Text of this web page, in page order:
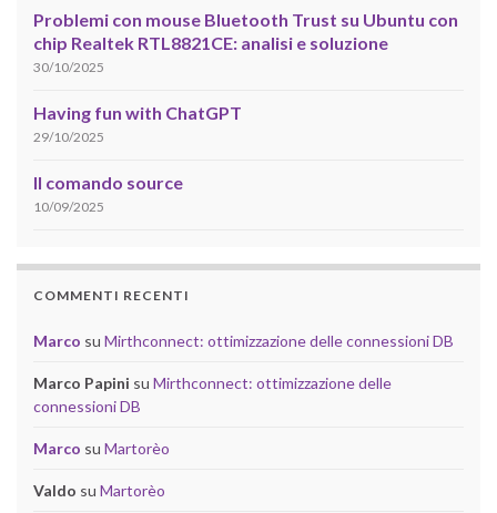
Problemi con mouse Bluetooth Trust su Ubuntu con
chip Realtek RTL8821CE: analisi e soluzione
30/10/2025
Having fun with ChatGPT
29/10/2025
Il comando source
10/09/2025
COMMENTI RECENTI
Marco su Mirthconnect: ottimizzazione delle connessioni DB
Marco Papini su Mirthconnect: ottimizzazione delle
connessioni DB
Marco su Martorèo
Valdo su Martorèo